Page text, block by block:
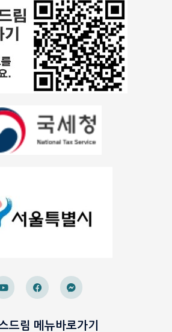
드림 메뉴바로가기